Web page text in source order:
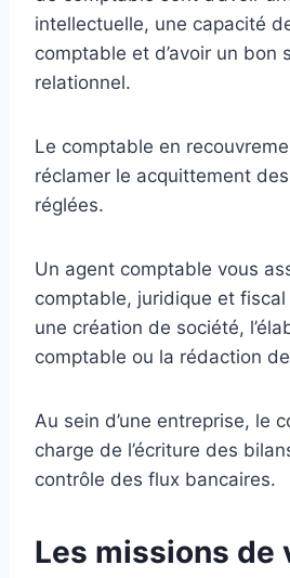
intellectuelle, une capacité
comptable et d’avoir un bon
relationnel.
Le comptable en
réclamer le acquittement des
réglées.
Un agent comptable vous
comptable, juridique et
une création de société,
comptable ou la rédaction
Au sein d’une entreprise, le
charge de l’écriture des
contrôle des flux bancaires.
Les missions de